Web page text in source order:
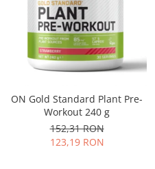
ON Gold Standard Plant Pre-
Workout 240 g
152,31 RON
123,19 RON